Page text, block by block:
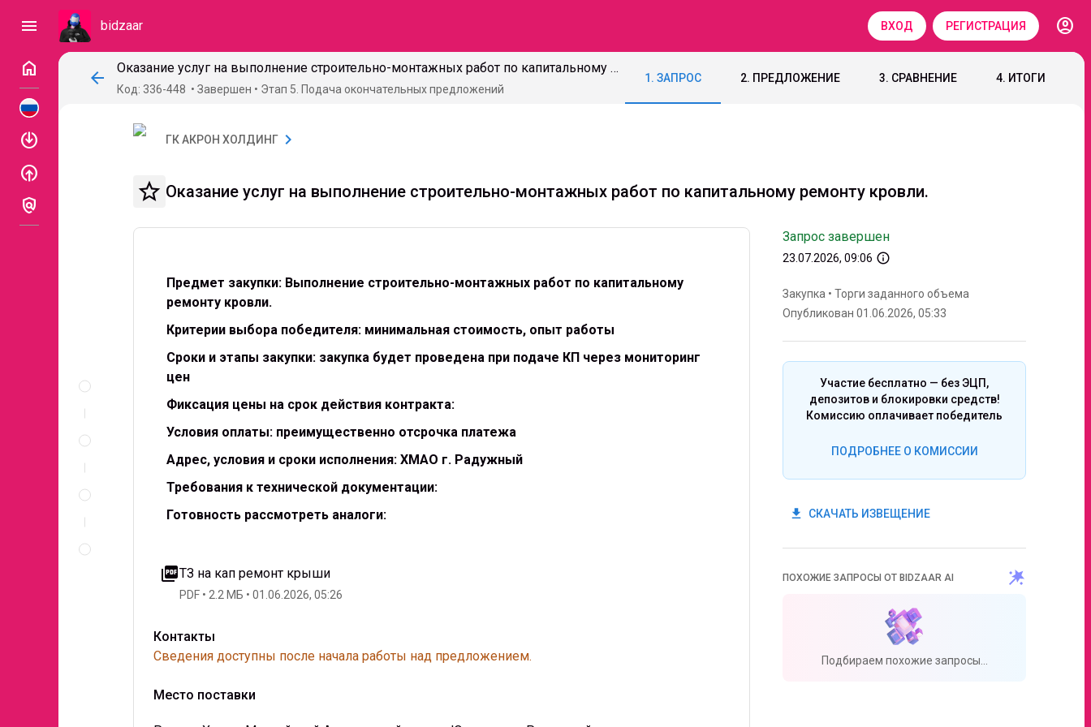
menu bidzaar ВХОД РЕГИСТРАЦИЯ
account_circle
home
enable
enable
policy
arrow_back
Оказание услуг на выполнение строительно-монтажных работ по капитальному ремонту кровли.
Код: 336-448 Завершен Этап 5. Подача окончательных предложений
1. ЗАПРОС 2. ПРЕДЛОЖЕНИЕ 3. СРАВНЕНИЕ 4. ИТОГИ
Спецификация
ГК АКРОН ХОЛДИНГ chevron_right
star_border Оказание услуг на выполнение строительно-монтажных работ по капитальному ремонту кровли.
Предмет закупки: Выполнение строительно-монтажных работ по капитальному
ремонту кровли.
Критерии выбора победителя: минимальная стоимость, опыт работы
Сроки и этапы закупки: закупка будет проведена при подаче КП через мониторинг
цен
Фиксация цены на срок действия контракта:
Условия оплаты: преимущественно отсрочка платежа
Адрес, условия и сроки исполнения: ХМАО г. Радужный
Требования к технической документации:
Готовность рассмотреть аналоги:
picture_as_pdfТЗ на кап ремонт крыши
PDF 2.2 МБ 01.06.2026, 05:26
Контакты
Сведения доступны после начала работы над предложением.
Место поставки
Запрос завершен
23.07.2026, 09:06 info_outline
Закупка • Торги заданного объема
Опубликован 01.06.2026, 05:33
Участие бесплатно — без ЭЦП,
депозитов и блокировки средств!
Комиссию оплачивает победитель
ПОДРОБНЕЕ О КОМИССИИ
get_app СКАЧАТЬ ИЗВЕЩЕНИЕ
ПОХОЖИЕ ЗАПРОСЫ ОТ BIDZAAR AI
Подбираем похожие запросы...